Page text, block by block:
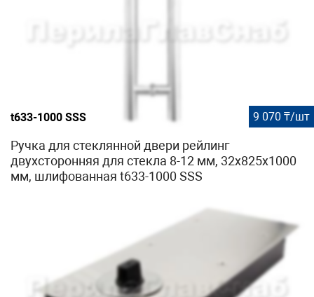
t633-1000 SSS 9 070 ₸/шт
Ручка для стеклянной двери рейлинг
двухсторонняя для стекла 8-12 мм, 32х825х1000
мм, шлифованная t633-1000 SSS